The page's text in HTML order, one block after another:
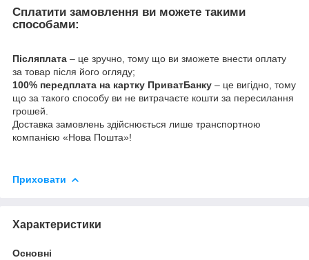
Сплатити замовлення ви можете такими
способами:
Післяплата – це зручно, тому що ви зможете внести оплату
за товар після його огляду;
100% передплата на картку ПриватБанку – це вигідно, тому
що за такого способу ви не витрачаєте кошти за пересилання
грошей.
Доставка замовлень здійснюється лише транспортною
компанією «Нова Пошта»!
Приховати
Характеристики
Основні